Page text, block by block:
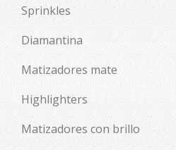
Sprinkles
Diamantina
Matizadores mate
Highlighters
Matizadores con brillo